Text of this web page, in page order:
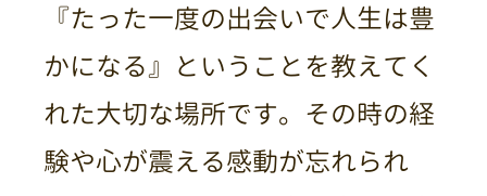
『たった一度の出会いで人生は豊
かになる』ということを教えてく
れた大切な場所です。その時の経
験や心が震える感動が忘れられ